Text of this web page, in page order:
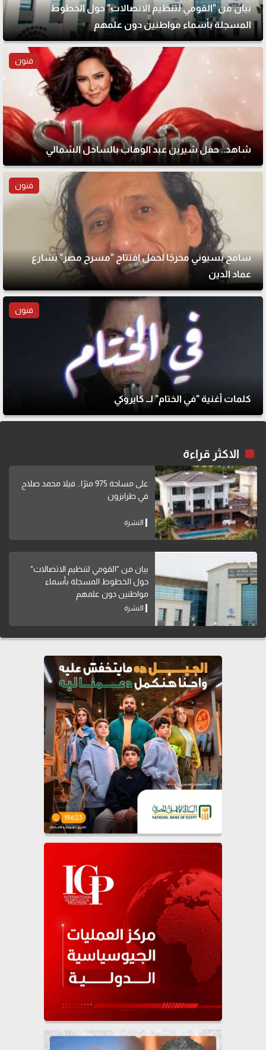
بيان من "القومي لتنظيم الاتصالات" حول الخطوط
المسجلة بأسماء مواطنين دون علمهم
فنون
شاهد.. حفل شيرين عبد الوهاب بالساحل الشمالي
فنون
سامح بسيوني مخرجًا لحفل افتتاح "مسرح مصر" بشارع
عماد الدين
فنون
كلمات أغنية "في الختام" لــ كايروكي
الاكثر قراءة
على مساحة 975 مترًا.. فيلا محمد صلاح
في طرابزون
النشرة
بيان من "القومي لتنظيم الاتصالات"
حول الخطوط المسجلة بأسماء
مواطنين دون علمهم
النشرة